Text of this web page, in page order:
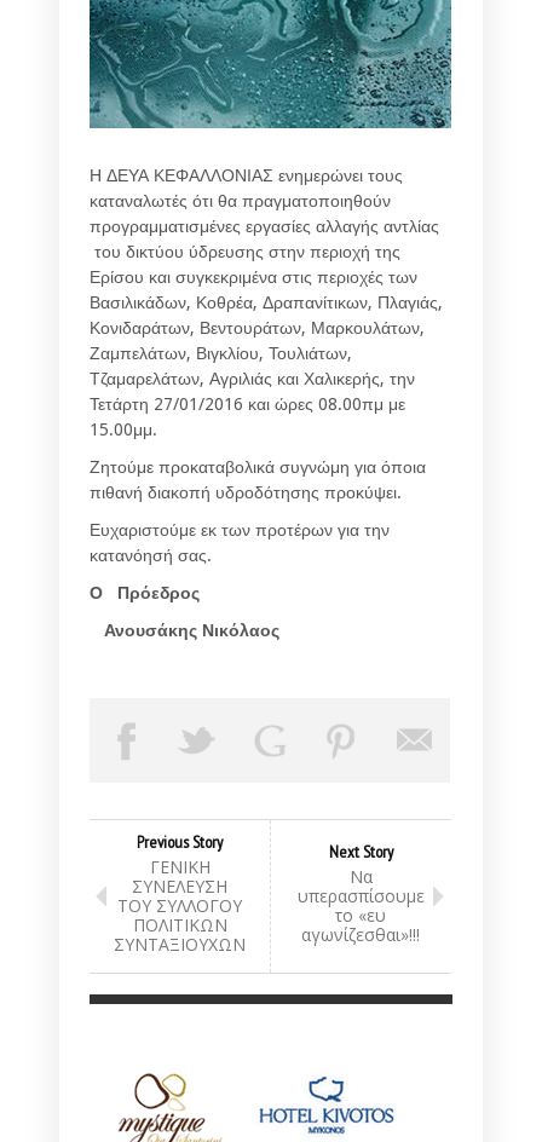
Η ΔΕΥΑ ΚΕΦΑΛΛΟΝΙΑΣ ενημερώνει τους
καταναλωτές ότι θα πραγματοποιηθούν
προγραμματισμένες εργασίες αλλαγής αντλίας
του δικτύου ύδρευσης στην περιοχή της
Ερίσου και συγκεκριμένα στις περιοχές των
Βασιλικάδων, Κοθρέα, Δραπανίτικων, Πλαγιάς,
Κονιδαράτων, Βεντουράτων, Μαρκουλάτων,
Ζαμπελάτων, Βιγκλίου, Τουλιάτων,
Τζαμαρελάτων, Αγριλιάς και Χαλικερής, την
Τετάρτη 27/01/2016 και ώρες 08.00πμ με
15.00μμ.
Ζητούμε προκαταβολικά συγνώμη για όποια
πιθανή διακοπή υδροδότησης προκύψει.
Ευχαριστούμε εκ των προτέρων για την
κατανόησή σας.
Ο Πρόεδρος
Ανουσάκης Νικόλαος
Previous Story
ΓΕΝΙΚΗ
ΣΥΝΕΛΕΥΣΗ
ΤΟΥ ΣΥΛΛΟΓΟΥ
ΠΟΛΙΤΙΚΩΝ
ΣΥΝΤΑΞΙΟΥΧΩΝ
Next Story
Να
υπερασπίσουμε
το «ευ
αγωνίζεσθαι»!!!